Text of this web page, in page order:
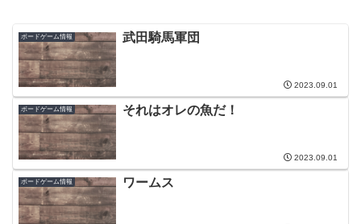
ボードゲーム情報 武田騎馬軍団
2023.09.01
ボードゲーム情報 それはオレの魚だ！
2023.09.01
ボードゲーム情報 ワームス